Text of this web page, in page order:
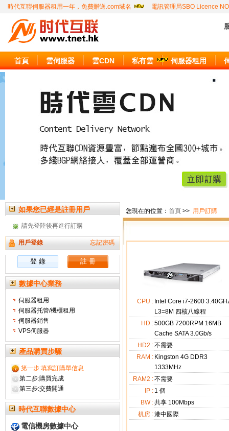
時代互聯伺服器租用一年，免費贈送.com域名 電訊管理局SBO Licence
首頁 雲伺服器 雲CDN 私有雲 伺服器租用
如果您已經是註冊用戶
請先登陸後再進行訂購
用戶登錄 忘記密碼
數據中心業務
伺服器租用
伺服器托管/機櫃租用
伺服器銷售
VPS伺服器
產品購買步驟
第一步:填寫訂購單信息
第二步:購買完成
第三步:交費開通
時代互聯數據中心
電信機房數據中心
您現在的位置： 首頁 >> 用戶訂購
CPU : Intel Core i7-2600
L3=8M 四核八線程
HD :500GB 7200RPM 16MB
Cache SATA 3.0Gb/s
HD2 :不需要
RAM : Kingston 4G DDR3
1333MHz
RAM2 :不需要
IP : 1 個
BW :共享 100Mbps
机房 :港中國際